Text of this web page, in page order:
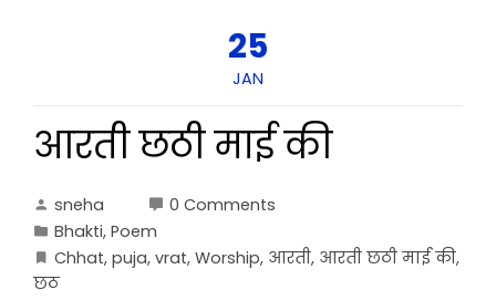
25
JAN
आरती छठी माई की
sneha
0 Comments
Bhakti, Poem
Chhat, puja, vrat, Worship, आरती, आरती छठी माई की,
छठ